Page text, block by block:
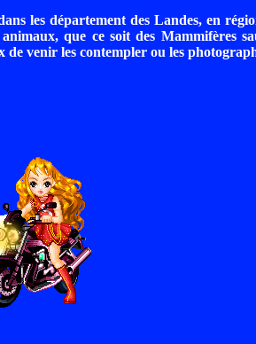
les département des Landes, en
que ce soit des Mammifères
de venir les contempler ou les